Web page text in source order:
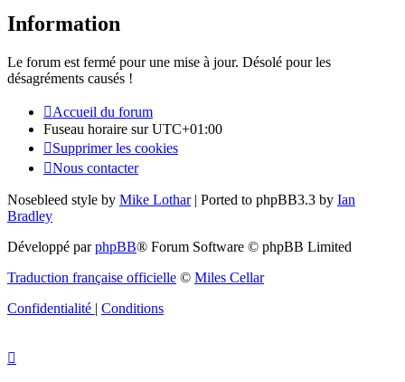
Information
Le forum est fermé pour une mise à jour. Désolé pour les
désagréments causés !
Accueil du forum
Fuseau horaire surUTC+01:00
Supprimer les cookies
Nous contacter
Nosebleed style by Mike Lothar| Ported to phpBB3.3 by Ian
Bradley
Développé parphpBB® Forum Software © phpBB Limited
Traduction française officielle © Miles Cellar
Confidentialité | Conditions